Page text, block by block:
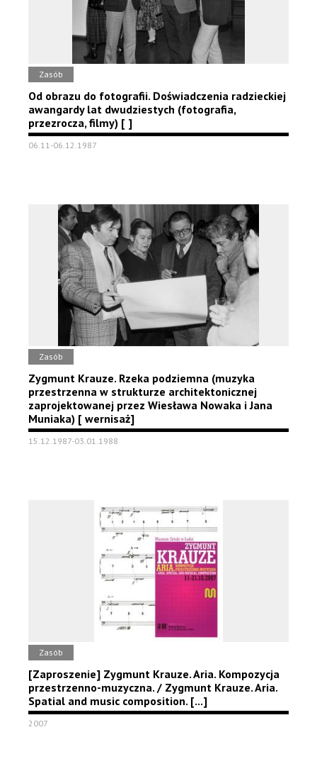
Zasób
Od obrazu do fotografii. Doświadczenia radzieckiej
awangardy lat dwudziestych (fotografia,
przezrocza, filmy) [ ]
06.11-06.12.1987
Zasób
Zygmunt Krauze. Rzeka podziemna (muzyka
przestrzenna w strukturze architektonicznej
zaprojektowanej przez Wiesława Nowaka i Jana
Muniaka) [ wernisaż]
15.12.1987-03.01.1988
Zasób
[Zaproszenie] Zygmunt Krauze. Aria. Kompozycja
przestrzenno-muzyczna. / Zygmunt Krauze. Aria.
Spatial and music composition. [...]
2007